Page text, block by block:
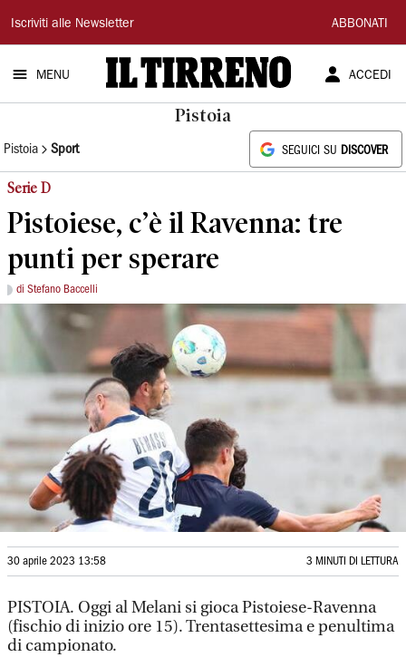
Il
Tirreno
Iscriviti alle Newsletter ABBONATI
MENU ACCEDI
Pistoia
Pistoia Sport SEGUICI SU DISCOVER
Serie D
Pistoiese, c’è il Ravenna: tre
punti per sperare
di Stefano Baccelli
30 aprile 2023 13:58 3 MINUTI DI LETTURA
PISTOIA. Oggi al Melani si gioca Pistoiese-Ravenna
(fischio di inizio ore 15). Trentasettesima e penultima
di campionato.